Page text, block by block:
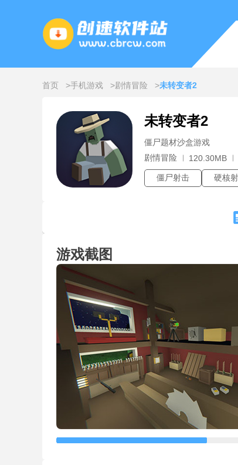
首页 手机游戏 剧情冒险 未转变者2
未转变者2
僵尸题材沙盒游戏
剧情冒险
120.30MB
僵尸射击 硬核
游戏截图